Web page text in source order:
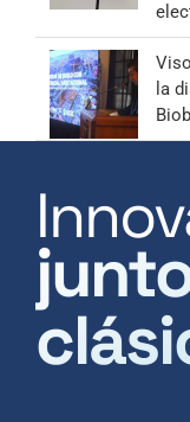
la